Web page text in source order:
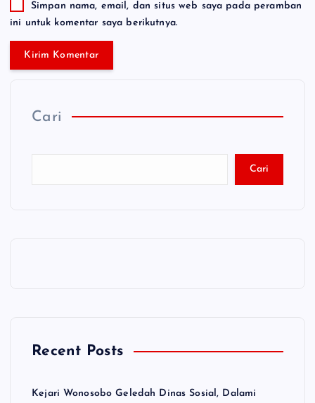
Simpan nama, email, dan situs web saya pada peramban
ini untuk komentar saya berikutnya.
Cari
Cari
Recent Posts
Kejari Wonosobo Geledah Dinas Sosial, Dalami